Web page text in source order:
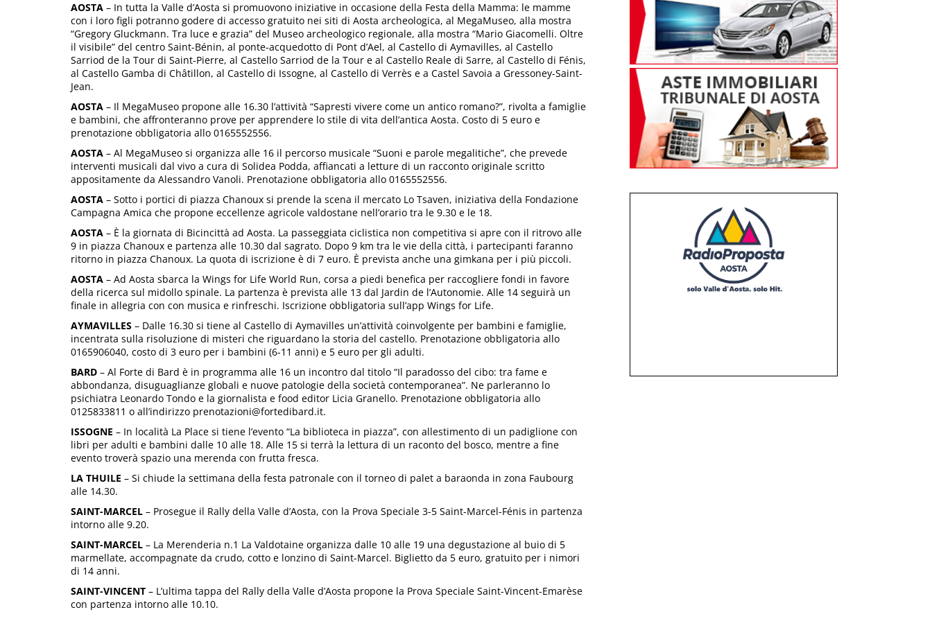
AOSTA – In tutta la Valle d’Aosta si promuovono iniziative in occasione della Festa della Mamma: le mamme
con i loro figli potranno godere di accesso gratuito nei siti di Aosta archeologica, al MegaMuseo, alla mostra
“Gregory Gluckmann. Tra luce e grazia” del Museo archeologico regionale, alla mostra “Mario Giacomelli. Oltre
il visibile” del centro Saint-Bénin, al ponte-acquedotto di Pont d’Ael, al Castello di Aymavilles, al Castello
Sarriod de la Tour di Saint-Pierre, al Castello Sarriod de la Tour e al Castello Reale di Sarre, al Castello di Fénis,
al Castello Gamba di Châtillon, al Castello di Issogne, al Castello di Verrès e a Castel Savoia a Gressoney-Saint-
Jean.
AOSTA – Il MegaMuseo propone alle 16.30 l’attività “Sapresti vivere come un antico romano?”, rivolta a famiglie
e bambini, che affronteranno prove per apprendere lo stile di vita dell’antica Aosta. Costo di 5 euro e
prenotazione obbligatoria allo 0165552556.
AOSTA – Al MegaMuseo si organizza alle 16 il percorso musicale “Suoni e parole megalitiche”, che prevede
interventi musicali dal vivo a cura di Solidea Podda, affiancati a letture di un racconto originale scritto
appositamente da Alessandro Vanoli. Prenotazione obbligatoria allo 0165552556.
AOSTA – Sotto i portici di piazza Chanoux si prende la scena il mercato Lo Tsaven, iniziativa della Fondazione
Campagna Amica che propone eccellenze agricole valdostane nell’orario tra le 9.30 e le 18.
AOSTA – È la giornata di Bicincittà ad Aosta. La passeggiata ciclistica non competitiva si apre con il ritrovo alle
9 in piazza Chanoux e partenza alle 10.30 dal sagrato. Dopo 9 km tra le vie della città, i partecipanti faranno
ritorno in piazza Chanoux. La quota di iscrizione è di 7 euro. È prevista anche una gimkana per i più piccoli.
AOSTA – Ad Aosta sbarca la Wings for Life World Run, corsa a piedi benefica per raccogliere fondi in favore
della ricerca sul midollo spinale. La partenza è prevista alle 13 dal Jardin de l’Autonomie. Alle 14 seguirà un
finale in allegria con con musica e rinfreschi. Iscrizione obbligatoria sull’app Wings for Life.
AYMAVILLES – Dalle 16.30 si tiene al Castello di Aymavilles un’attività coinvolgente per bambini e famiglie,
incentrata sulla risoluzione di misteri che riguardano la storia del castello. Prenotazione obbligatoria allo
0165906040, costo di 3 euro per i bambini (6-11 anni) e 5 euro per gli adulti.
BARD – Al Forte di Bard è in programma alle 16 un incontro dal titolo “Il paradosso del cibo: tra fame e
abbondanza, disuguaglianze globali e nuove patologie della società contemporanea”. Ne parleranno lo
psichiatra Leonardo Tondo e la giornalista e food editor Licia Granello. Prenotazione obbligatoria allo
0125833811 o all’indirizzo prenotazioni@fortedibard.it.
ISSOGNE – In località La Place si tiene l’evento “La biblioteca in piazza”, con allestimento di un padiglione con
libri per adulti e bambini dalle 10 alle 18. Alle 15 si terrà la lettura di un raconto del bosco, mentre a fine
evento troverà spazio una merenda con frutta fresca.
LA THUILE – Si chiude la settimana della festa patronale con il torneo di palet a baraonda in zona Faubourg
alle 14.30.
SAINT-MARCEL – Prosegue il Rally della Valle d’Aosta, con la Prova Speciale 3-5 Saint-Marcel-Fénis in partenza
intorno alle 9.20.
SAINT-MARCEL – La Merenderia n.1 La Valdotaine organizza dalle 10 alle 19 una degustazione al buio di 5
marmellate, accompagnate da crudo, cotto e lonzino di Saint-Marcel. Biglietto da 5 euro, gratuito per i nimori
di 14 anni.
SAINT-VINCENT – L’ultima tappa del Rally della Valle d’Aosta propone la Prova Speciale Saint-Vincent-Emarèse
con partenza intorno alle 10.10.